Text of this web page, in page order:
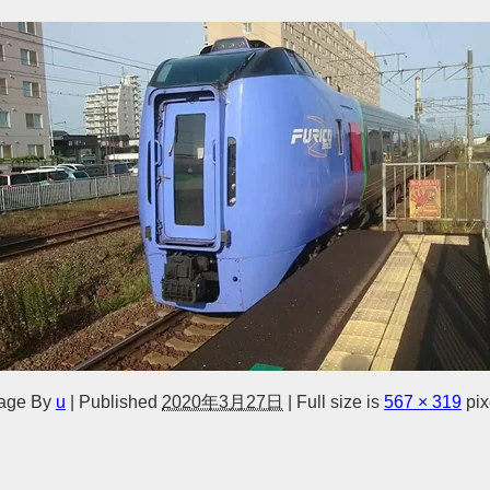
By u Published 2020年3月27日 Full size is 567 × 319